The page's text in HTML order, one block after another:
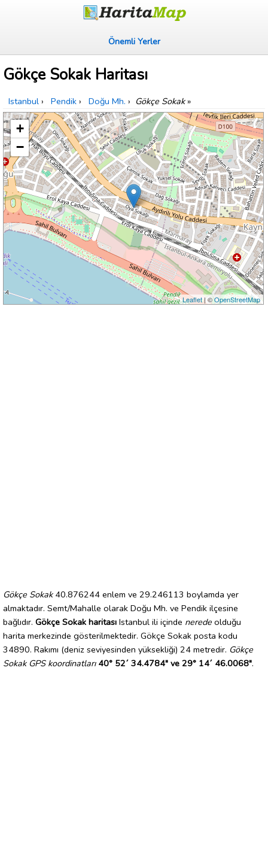
Önemli Yerler
Gökçe Sokak Haritası
Istanbul › Pendik › Doğu Mh. › Gökçe Sokak»
+
−
Leaflet| ©OpenStreetMap
Gökçe Sokak40.876244 enlem ve 29.246113 boylamda yer
almaktadır. Semt/Mahalle olarak Doğu Mh. ve Pendik ilçesine
bağlıdır. Gökçe Sokak haritası Istanbul ili içinde nerede olduğu
harita merkezinde gösterilmektedir. Gökçe Sokak posta kodu
34890. Rakımı (deniz seviyesinden yüksekliği) 24 metredir. Gökçe
Sokak GPS koordinatları 40° 52´ 34.4784" ve 29° 14´ 46.0068".